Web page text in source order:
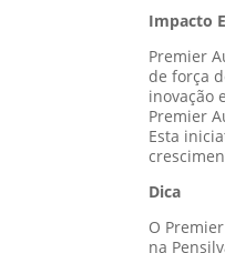
Impacto
Premier
de força
inovação
Premier
Esta
Dica
O
na